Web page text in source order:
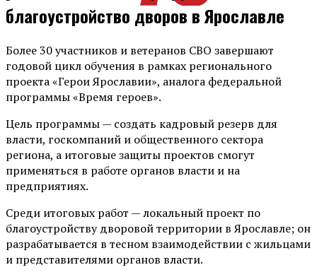
благоустройство дворов в Ярославле
Более 30 участников и ветеранов СВО завершают
годовой цикл обучения в рамках регионального
проекта «Герои Ярославии», аналога федеральной
программы «Время героев».
Цель программы — создать кадровый резерв для
власти, госкомпаний и общественного сектора
региона, а итоговые защиты проектов смогут
применяться в работе органов власти и на
предприятиях.
Среди итоговых работ — локальный проект по
благоустройству дворовой территории в Ярославле; он
разрабатывается в тесном взаимодействии с жильцами
и представителями органов власти.